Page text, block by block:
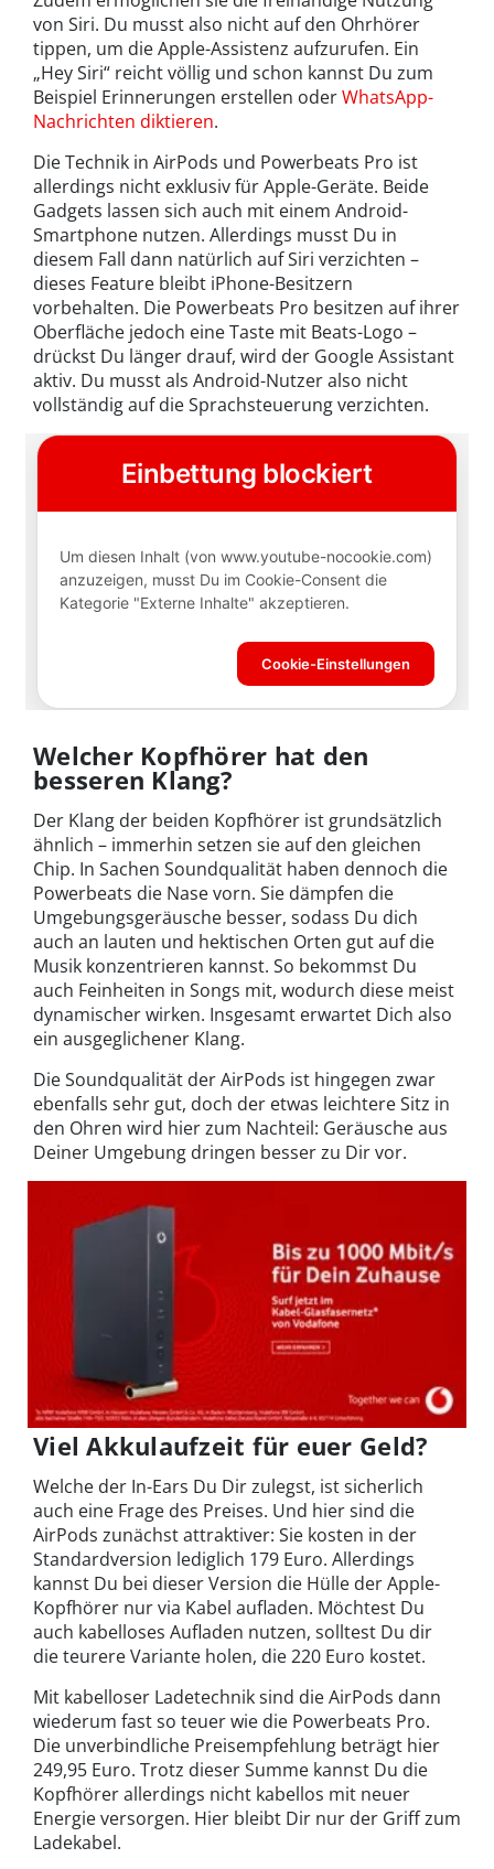
von Siri. Du musst also nicht auf den Ohrhörer
tippen, um die Apple-Assistenz aufzurufen. Ein
„Hey Siri“ reicht völlig und schon kannst Du zum
Beispiel Erinnerungen erstellen oderWhatsApp-
Nachrichten diktieren.
Die Technik in AirPods und Powerbeats Pro ist
allerdings nicht exklusiv für Apple-Geräte. Beide
Gadgets lassen sich auch mit einem Android-
Smartphone nutzen. Allerdings musst Du in
diesem Fall dann natürlich auf Siri verzichten –
dieses Feature bleibt iPhone-Besitzern
vorbehalten. Die Powerbeats Pro besitzen auf ihrer
Oberfläche jedoch eine Taste mit Beats-Logo –
drückst Du länger drauf, wird der Google Assistant
aktiv. Du musst als Android-Nutzer also nicht
vollständig auf die Sprachsteuerung verzichten.
Welcher Kopfhörer hat den
besseren Klang?
Der Klang der beiden Kopfhörer ist grundsätzlich
ähnlich – immerhin setzen sie auf den gleichen
Chip. In Sachen Soundqualität haben dennoch die
Powerbeats die Nase vorn. Sie dämpfen die
Umgebungsgeräusche besser, sodass Du dich
auch an lauten und hektischen Orten gut auf die
Musik konzentrieren kannst. So bekommst Du
auch Feinheiten in Songs mit, wodurch diese meist
dynamischer wirken. Insgesamt erwartet Dich also
ein ausgeglichener Klang.
Die Soundqualität der AirPods ist hingegen zwar
ebenfalls sehr gut, doch der etwas leichtere Sitz in
den Ohren wird hier zum Nachteil: Geräusche aus
Deiner Umgebung dringen besser zu Dir vor.
Viel Akkulaufzeit für euer Geld?
Welche der In-Ears Du Dir zulegst, ist sicherlich
auch eine Frage des Preises. Und hier sind die
AirPods zunächst attraktiver: Sie kosten in der
Standardversion lediglich 179 Euro. Allerdings
kannst Du bei dieser Version die Hülle der Apple-
Kopfhörer nur via Kabel aufladen. Möchtest Du
auch kabelloses Aufladen nutzen, solltest Du dir
die teurere Variante holen, die 220 Euro kostet.
Mit kabelloser Ladetechnik sind die AirPods dann
wiederum fast so teuer wie die Powerbeats Pro.
Die unverbindliche Preisempfehlung beträgt hier
249,95 Euro. Trotz dieser Summe kannst Du die
Kopfhörer allerdings nicht kabellos mit neuer
Energie versorgen. Hier bleibt Dir nur der Griff zum
Ladekabel.